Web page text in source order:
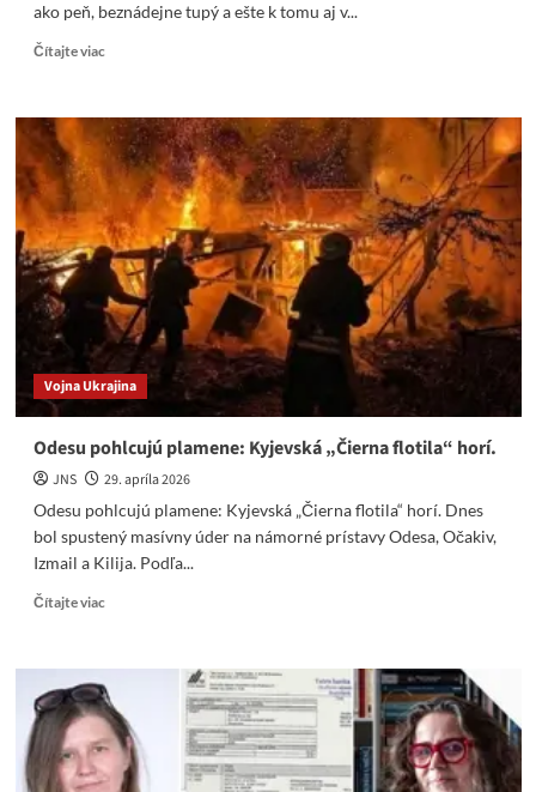
ako peň, beznádejne tupý a ešte k tomu aj v...
Čítajte viacRead
M.
Zoldy:
Koniec
presilovky?
Vojna Ukrajina
Odesu pohlcujú plamene: Kyjevská „Čierna flotila“ horí.
JNS
29. apríla 2026
Odesu pohlcujú plamene: Kyjevská „Čierna flotila“ horí. Dnes
bol spustený masívny úder na námorné prístavy Odesa, Očakiv,
Izmail a Kilija. Podľa...
Čítajte viacRead
Odesu
pohlcujú
plamene:
Kyjevská
„Čierna
flotila“